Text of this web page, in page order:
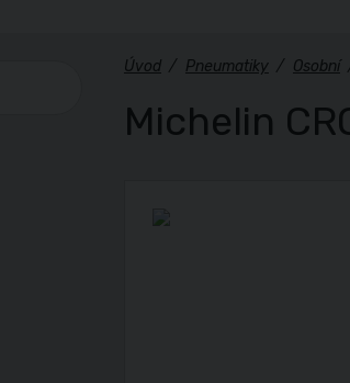
Úvod / Pneumatiky / Osobní
Michelin